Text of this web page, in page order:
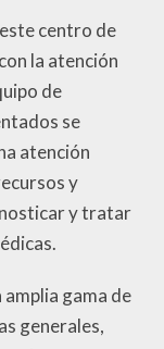
centro de
la atención
de
se
atención
y
y tratar
amplia gama de
generales,